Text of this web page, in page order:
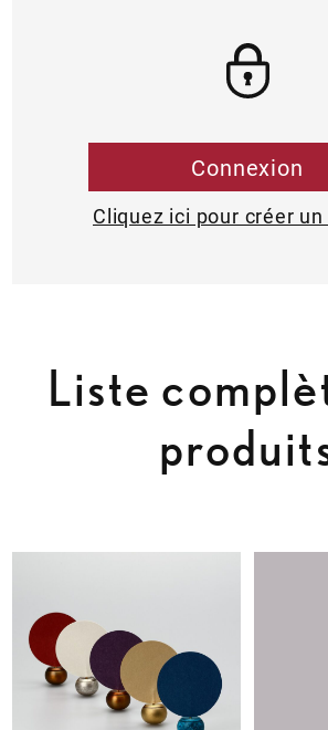
Connexion
Cliquez ici pour créer
Liste